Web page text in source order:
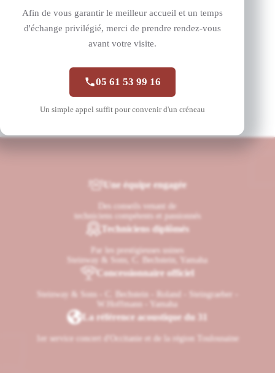
Afin de vous garantir le meilleur accueil et un temps
d'échange privilégié, merci de prendre rendez-vous
avant votre visite.
05 61 53 99 16
Un simple appel suffit pour convenir d'un créneau
ERARD 190
Une équipe engagée
Des conseils venant de
techniciens compétents et passionnés
Techniciens diplômés
Par les prestigieuses usines
Steinway & Sons, C. Bechstein, Yamaha
Concessionnaire officiel
Steinway & Sons - C. Bechstein - Roland - Steingraeber -
W.Hoffmann - Yamaha
La référence acoustique du 31
1er service concert d'Occitanie et de la région Toulousaine